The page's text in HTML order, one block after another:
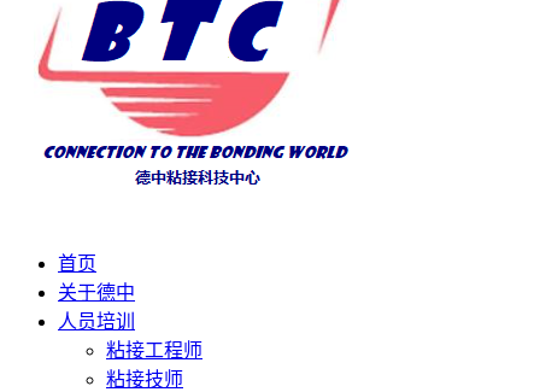
首页
关于德中
人员培训
粘接工程师
粘接技师